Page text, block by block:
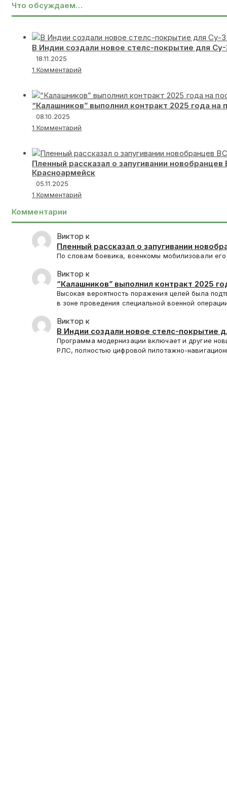
Что обсуждаем…
В Индии создали новое стелс-покрытие для
18.11.2025
1 Комментарий
“Калашников” выполнил контракт 2025 года на
08.10.2025
1 Комментарий
Пленный рассказал о запугивании
Красноармейск
05.11.2025
1 Комментарий
Комментарии
Виктор к
Пленный рассказал о запугивании
Красноармейск
По словам боевика, военкомы мобилизовали
Виктор к
“Калашников” выполнил контракт 2025
Высокая вероятность поражения целей была
в зоне проведения специальной военной
Виктор к
В Индии создали новое стелс-покрытие
Программа модернизации включает и другие
РЛС, полностью цифровой пилотажно-